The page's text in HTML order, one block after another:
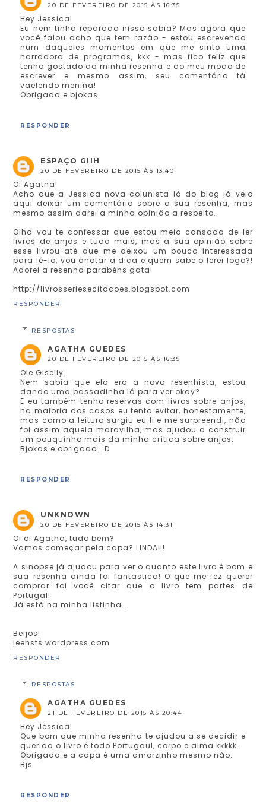
20 DE FEVEREIRO DE 2015 ÀS 16:35
Hey Jessica!
Eu nem tinha reparado nisso sabia? Mas agora que
você falou acho que tem razão - estou escrevendo
num daqueles momentos em que me sinto uma
narradora de programas, kkk - mas fico feliz que
tenha gostado da minha resenha e do meu modo de
escrever e mesmo assim, seu comentário tá
vaelendo menina!
Obrigada e bjokas
RESPONDER
ESPAÇO GIIH
20 DE FEVEREIRO DE 2015 ÀS 13:40
Oi Agatha!
Acho que a Jessica nova colunista lá do blog já veio
aqui deixar um comentário sobre a sua resenha, mas
mesmo assim darei a minha opinião a respeito.
Olha vou te confessar que estou meio cansada de ler
livros de anjos e tudo mais, mas a sua opinião sobre
esse livrou até que me deixou um pouco interessada
para lê-lo, vou anotar a dica e quem sabe o lerei logo?!
Adorei a resenha parabéns gata!
http://livrosseriesecitacoes.blogspot.com
RESPONDER
RESPOSTAS
AGATHA GUEDES
20 DE FEVEREIRO DE 2015 ÀS 16:39
Oie Giselly.
Nem sabia que ela era a nova resenhista, estou
dando uma passadinha lá para ver okay?
E eu também tenho reservas com livros sobre anjos,
na maioria dos casos eu tento evitar, honestamente,
mas como a leitura surgiu eu li e me surpreendi, não
foi assim aquela maravilha, mas ajudou a construir
um pouquinho mais da minha crítica sobre anjos.
Bjokas e obrigada. :D
RESPONDER
UNKNOWN
20 DE FEVEREIRO DE 2015 ÀS 14:31
Oi oi Agatha, tudo bem?
Vamos começar pela capa? LINDA!!!
A sinopse já ajudou para ver o quanto este livro é bom e
sua resenha ainda foi fantastica! O que me fez querer
comprar foi você citar que o livro tem partes de
Portugal!
Já está na minha listinha...
Beijos!
jeehsts.wordpress.com
RESPONDER
RESPOSTAS
AGATHA GUEDES
21 DE FEVEREIRO DE 2015 ÀS 20:44
Hey Jéssica!
Que bom que minha resenha te ajudou a se decidir e
querida o livro é todo Portugaul, corpo e alma kkkkk.
Obrigada e a capa é uma amorzinho mesmo não.
Bjs
RESPONDER